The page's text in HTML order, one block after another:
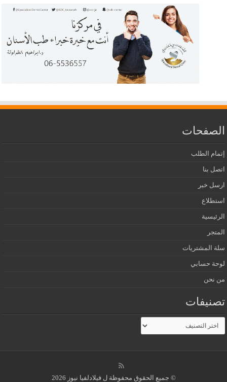
الصفحات
إتمام الطلب
اتصل بنا
ارسل خبر
استطلاع
الرئيسية
المتجر
سلة المشتريات
لوحة حسابي
من نحن
تصنيفات
تصنيفات
© جميع الحقوق محفوظة ل فيلادلفيا نيوز 2026